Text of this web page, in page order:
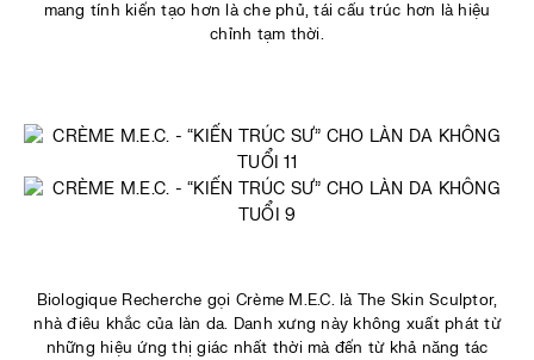
mang tính kiến tạo hơn là che phủ, tái cấu trúc hơn là hiệu
chỉnh tạm thời.
Biologique Recherche gọi Crème M.E.C. là The Skin Sculptor,
nhà điêu khắc của làn da. Danh xưng này không xuất phát từ
những hiệu ứng thị giác nhất thời mà đến từ khả năng tác